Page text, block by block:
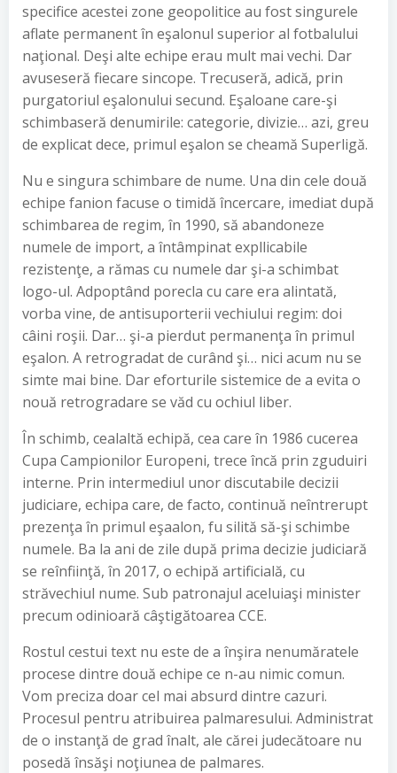
specifice acestei zone geopolitice au fost singurele
aflate permanent în eşalonul superior al fotbalului
naţional. Deşi alte echipe erau mult mai vechi. Dar
avuseseră fiecare sincope. Trecuseră, adică, prin
purgatoriul eşalonului secund. Eşaloane care-şi
schimbaseră denumirile: categorie, divizie… azi, greu
de explicat dece, primul eşalon se cheamă Superligă.
Nu e singura schimbare de nume. Una din cele două
echipe fanion facuse o timidă încercare, imediat după
schimbarea de regim, în 1990, să abandoneze
numele de import, a întâmpinat expllicabile
rezistenţe, a rămas cu numele dar şi-a schimbat
logo-ul. Adpoptând porecla cu care era alintată,
vorba vine, de antisuporterii vechiului regim: doi
câini roşii. Dar… şi-a pierdut permanenţa în primul
eşalon. A retrogradat de curând şi… nici acum nu se
simte mai bine. Dar eforturile sistemice de a evita o
nouă retrogradare se văd cu ochiul liber.
În schimb, cealaltă echipă, cea care în 1986 cucerea
Cupa Campionilor Europeni, trece încă prin zguduiri
interne. Prin intermediul unor discutabile decizii
judiciare, echipa care, de facto, continuă neîntrerupt
prezenţa în primul eşaalon, fu silită să-şi schimbe
numele. Ba la ani de zile după prima decizie judiciară
se reînfiinţă, în 2017, o echipă artificială, cu
străvechiul nume. Sub patronajul aceluiaşi minister
precum odinioară câştigătoarea CCE.
Rostul cestui text nu este de a înşira nenumăratele
procese dintre două echipe ce n-au nimic comun.
Vom preciza doar cel mai absurd dintre cazuri.
Procesul pentru atribuirea palmaresului. Administrat
de o instanţă de grad înalt, ale cărei judecătoare nu
posedă însăşi noţiunea de palmares.